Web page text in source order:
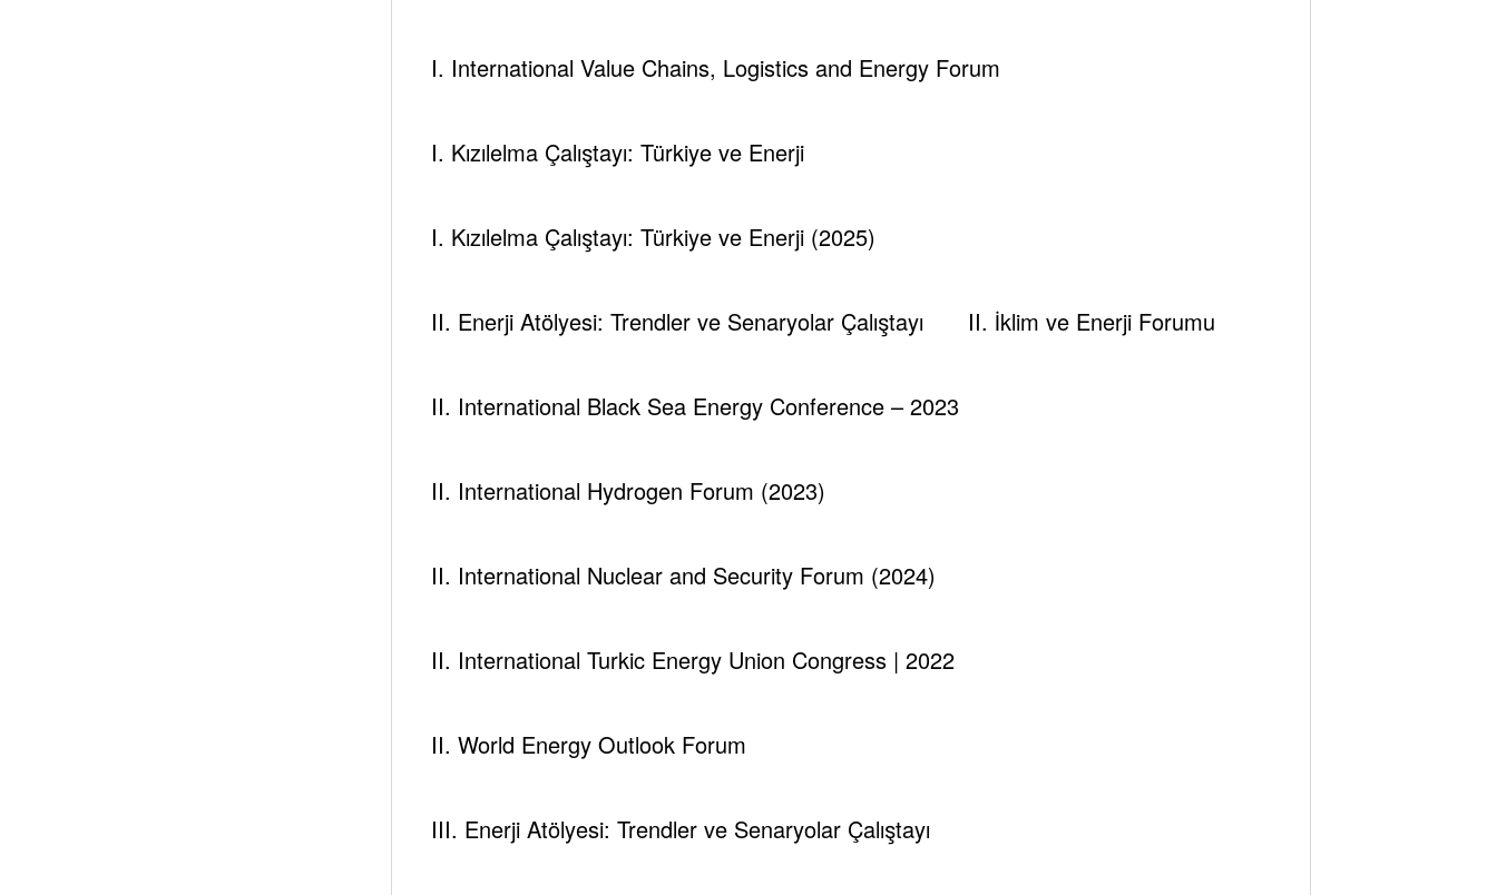
I. International Value Chains, Logistics and Energy Forum
I. Kızılelma Çalıştayı: Türkiye ve Enerji
I. Kızılelma Çalıştayı: Türkiye ve Enerji (2025)
II. Enerji Atölyesi: Trendler ve Senaryolar Çalıştayı II. İklim ve Enerji Forumu
II. International Black Sea Energy Conference – 2023
II. International Hydrogen Forum (2023)
II. International Nuclear and Security Forum (2024)
II. International Turkic Energy Union Congress | 2022
II. World Energy Outlook Forum
III. Enerji Atölyesi: Trendler ve Senaryolar Çalıştayı